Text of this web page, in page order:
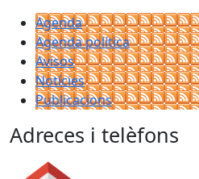
Agenda
Agenda política
Avisos
Notícies
Publicacions
Adreces i telèfons